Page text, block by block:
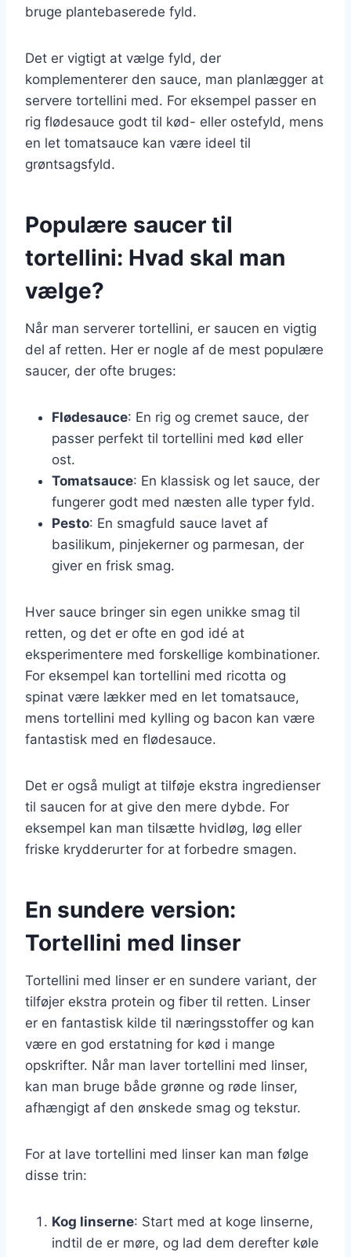
bruge plantebaserede fyld.
Det er vigtigt at vælge fyld, der
komplementerer den sauce, man planlægger at
servere tortellini med. For eksempel passer en
rig flødesauce godt til kød- eller ostefyld, mens
en let tomatsauce kan være ideel til
grøntsagsfyld.
Populære saucer til
tortellini: Hvad skal man
vælge?
Når man serverer tortellini, er saucen en vigtig
del af retten. Her er nogle af de mest populære
saucer, der ofte bruges:
Flødesauce: En rig og cremet sauce, der
passer perfekt til tortellini med kød eller
ost.
Tomatsauce: En klassisk og let sauce, der
fungerer godt med næsten alle typer fyld.
Pesto: En smagfuld sauce lavet af
basilikum, pinjekerner og parmesan, der
giver en frisk smag.
Hver sauce bringer sin egen unikke smag til
retten, og det er ofte en god idé at
eksperimentere med forskellige kombinationer.
For eksempel kan tortellini med ricotta og
spinat være lækker med en let tomatsauce,
mens tortellini med kylling og bacon kan være
fantastisk med en flødesauce.
Det er også muligt at tilføje ekstra ingredienser
til saucen for at give den mere dybde. For
eksempel kan man tilsætte hvidløg, løg eller
friske krydderurter for at forbedre smagen.
En sundere version:
Tortellini med linser
Tortellini med linser er en sundere variant, der
tilføjer ekstra protein og fiber til retten. Linser
er en fantastisk kilde til næringsstoffer og kan
være en god erstatning for kød i mange
opskrifter. Når man laver tortellini med linser,
kan man bruge både grønne og røde linser,
afhængigt af den ønskede smag og tekstur.
For at lave tortellini med linser kan man følge
disse trin:
Kog linserne: Start med at koge linserne,
indtil de er møre, og lad dem derefter køle